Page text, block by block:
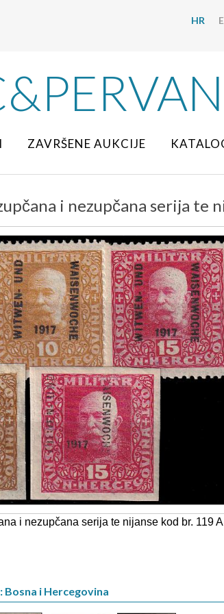
HR
ZAVRŠENE AUKCIJE
i nezupčana serija te
i nezupčana serija te nijanse kod br. 119 A
i Hercegovina